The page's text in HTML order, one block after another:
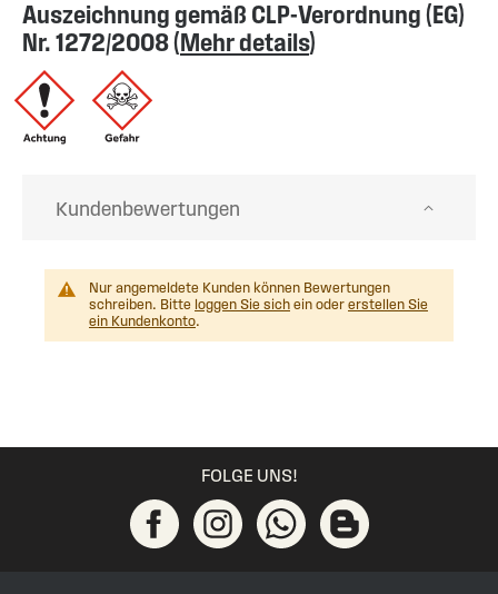
Auszeichnung gemäß CLP-Verordnung (EG)
Nr. 1272/2008 (Mehr details)
Kundenbewertungen
Nur angemeldete Kunden können Bewertungen
schreiben. Bitte loggen Sie sich ein oder erstellen Sie
ein Kundenkonto.
FOLGE UNS!